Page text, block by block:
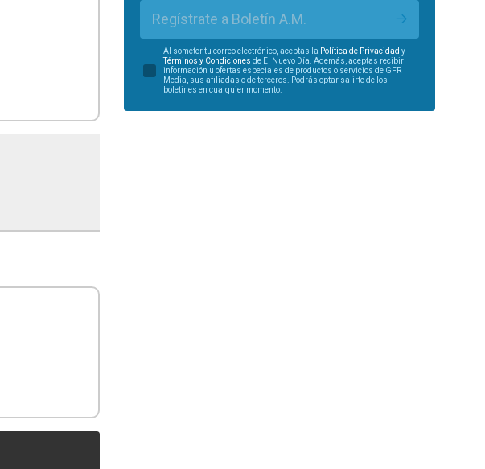
Regístrate a Boletín A.M.
Al someter tu correo electrónico, aceptas la Política de Privacidad y
Términos y Condiciones de El Nuevo Día. Además, aceptas recibir
información u ofertas especiales de productos o servicios de GFR
Media, sus afiliadas o de terceros. Podrás optar salirte de los
boletines en cualquier momento.